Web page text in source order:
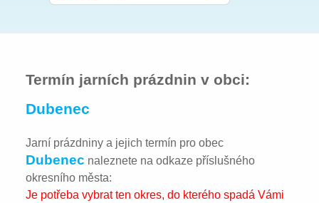
Termín jarních prázdnin v obci:
Dubenec
Jarní prázdniny a jejich termín pro obec
Dubenec naleznete na odkaze příslušného
okresního města:
Je potřeba vybrat ten okres, do kterého spadá Vámi